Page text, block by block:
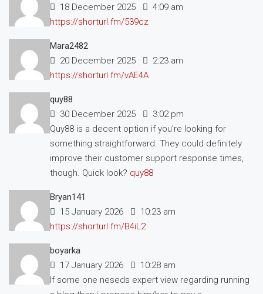
18 December 2025
4:09 am
https://shorturl.fm/539cz
Mara2482
20 December 2025
2:23 am
https://shorturl.fm/vAE4A
quy88
30 December 2025
3:02 pm
Quy88 is a decent option if you’re looking for
something straightforward. They could definitely
improve their customer support response times,
though. Quick look? quy88
Bryan141
15 January 2026
10:23 am
https://shorturl.fm/B4iL2
boyarka
17 January 2026
10:28 am
If some one neseds expert view regarding running